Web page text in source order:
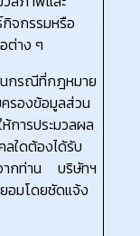
จกรรมหรือ
ต่าง ๆ
กรณีที่กฎหมาย
รองข้อมูลส่วน
การประมวลผล
ใดต้องได้รับ
ากท่าน บริษัทฯ
อมโดยชัดแจ้ง